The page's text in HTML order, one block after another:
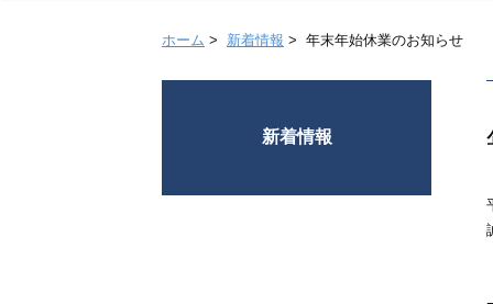
ホーム > 新着情報 > 年末年始休業のお知らせ
新着情報